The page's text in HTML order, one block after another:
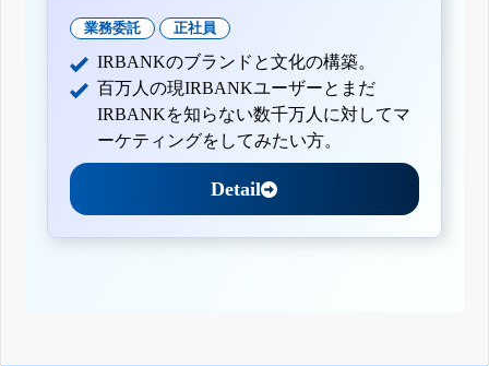
業務委託 正社員
IRBANKのブランドと文化の構築。
百万人の現IRBANKユーザーとまだ
IRBANKを知らない数千万人に対してマ
ーケティングをしてみたい方。
Detail